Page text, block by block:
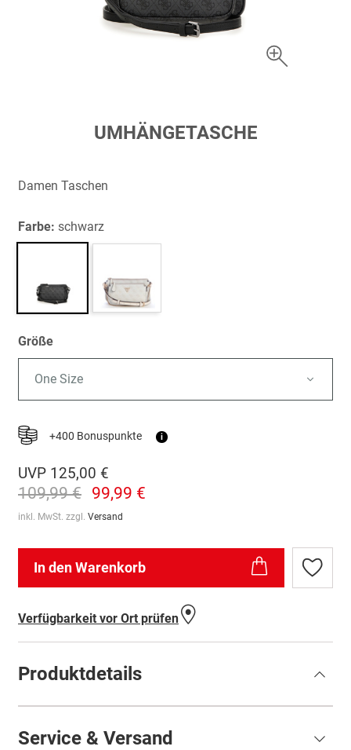
springen
UMHÄNGETASCHE
Damen Taschen
Farbe: schwarz
Größe
One Size
+400 Bonuspunkte i
UVP 125,00 €
109,99 € 99,99 €
inkl. MwSt. zzgl. Versand
In den Warenkorb
Zur
Verfügbarkeit vor Ort prüfen
Produktdetails
Service & Versand